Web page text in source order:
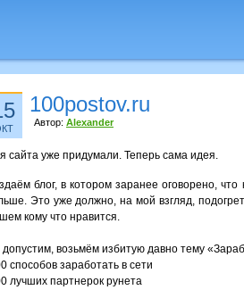
100postov.ru
Автор: Alexander
сайта уже придумали. Теперь сама идея.
блог, в котором заранее оговорено,
Это уже должно, на мой взгляд,
кому что нравится.
допустим, возьмём избитую давно тему
способов заработать в сети
лучших партнерок рунета